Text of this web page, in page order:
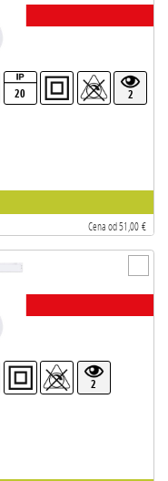
20 2
Cena od 51,00 €
2